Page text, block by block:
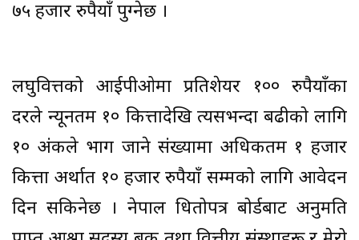
७५ हजार रुपैयाँ पुग्नेछ ।
लघुवित्तको आईपीओमा प्रतिशेयर १०० रुपैयाँका
दरले न्यूनतम १० कित्तादेखि त्यसभन्दा बढीको लागि
१० अंकले भाग जाने संख्यामा अधिकतम १ हजार
कित्ता अर्थात १० हजार रुपैयाँ सम्मको लागि आवेदन
दिन सकिनेछ । नेपाल धितोपत्र बोर्डबाट अनुमति